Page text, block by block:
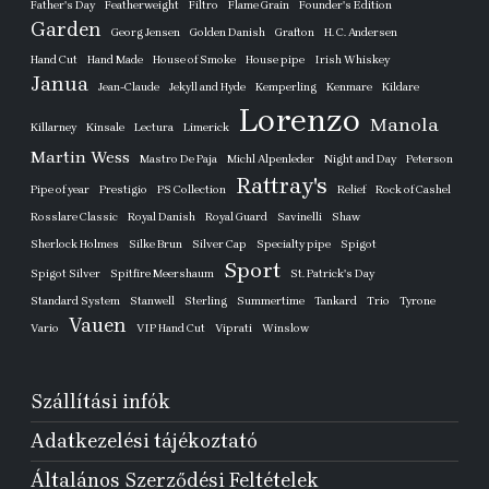
Father's Day
Featherweight Filtro Flame Grain Founder's Edition
Garden Georg Jensen Golden Danish Grafton
H. C. Andersen
Hand Cut
Hand Made House of Smoke House pipe Irish Whiskey
Janua Jean-Claude Jekyll and Hyde Kemperling Kenmare Kildare
Killarney Kinsale Lectura Limerick Lorenzo Manola
Martin Wess Mastro De Paja Michl Alpenleder Night and Day Peterson
Pipe of year Prestigio PS Collection Rattray's Relief
Rock of Cashel
Rosslare Classic
Royal Danish Royal Guard Savinelli
Shaw
Sherlock Holmes
Silke Brun Silver Cap Specialty pipe Spigot
Spigot Silver Spitfire Meershaum Sport
St. Patrick's Day
Standard System
Stanwell Sterling Summertime Tankard Trio
Tyrone
Vario
Vauen VIP Hand Cut Viprati Winslow
Szállítási infók
Adatkezelési tájékoztató
Általános Szerződési Feltételek